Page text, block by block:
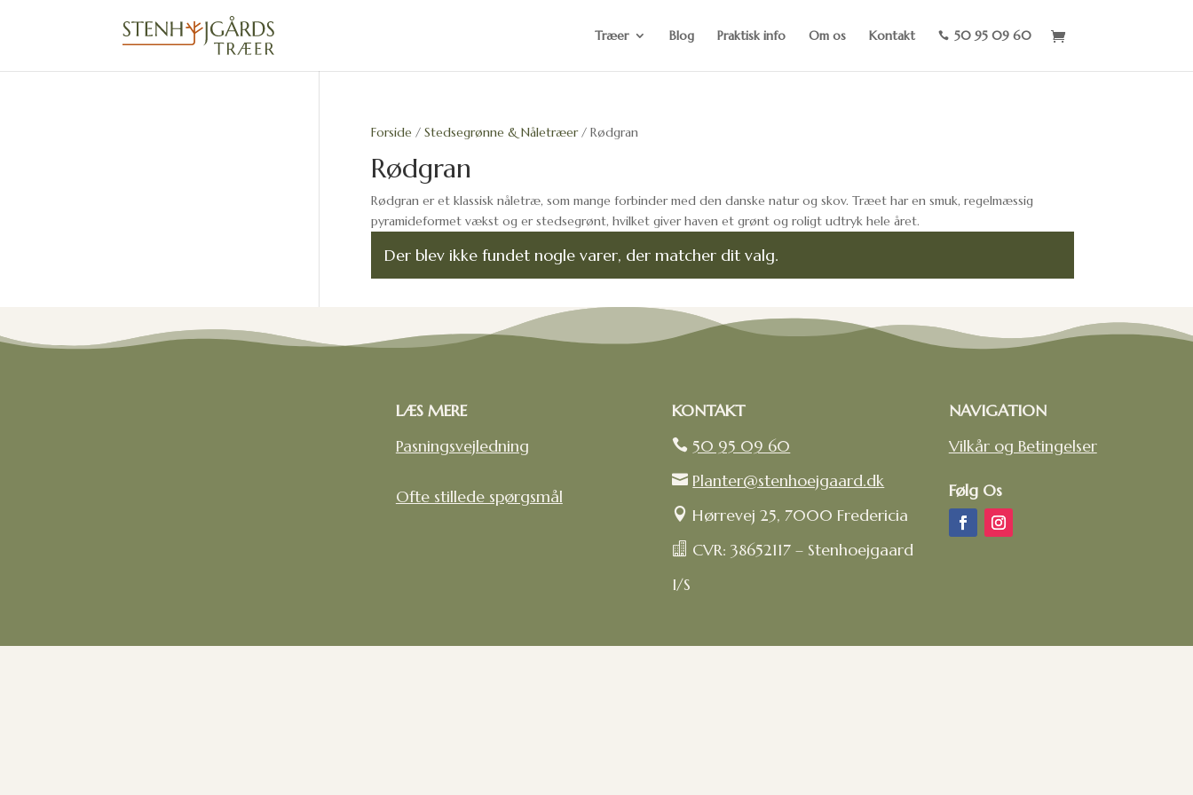
Træer Blog Praktisk info Om os Kontakt  50 95 09 60
Forside/ Stedsegrønne & Nåletræer/ Rødgran
Rødgran
Rødgran er et klassisk nåletræ, som mange forbinder med den danske natur og skov. Træet har en smuk, regelmæssig
pyramideformet vækst og er stedsegrønt, hvilket giver haven et grønt og roligt udtryk hele året.
Der blev ikke fundet nogle varer, der matcher dit valg.
LÆS MERE
Pasningsvejledning
Ofte stillede spørgsmål
KONTAKT
 50 95 09 60
 Planter@stenhoejgaard.dk
 Hørrevej 25, 7000 Fredericia
 CVR: 38652117 – Stenhoejgaard
I/S
NAVIGATION
Vilkår og Betingelser
Følg Os